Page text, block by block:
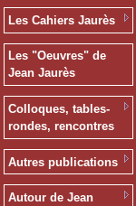
Les Cahiers Jaurès
Les "Oeuvres" de
Jean Jaurès
Colloques, tables-
rondes, rencontres
Autres publications
Autour de Jean